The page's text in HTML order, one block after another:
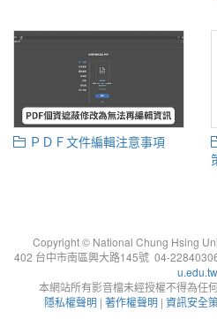
ＰＤＦ文件編輯注意事項
Copyright © National Chung Hsing
402 台中市南區興大路145號 04-
u.edu.tw
本網站所有影音檔未經授權不得為任
隱私權聲明 | 著作權聲明 | 資訊安全